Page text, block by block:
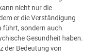
nicht nur die
er die Verständigung
führt, sondern auch
Gesundheit haben.
der Bedeutung von